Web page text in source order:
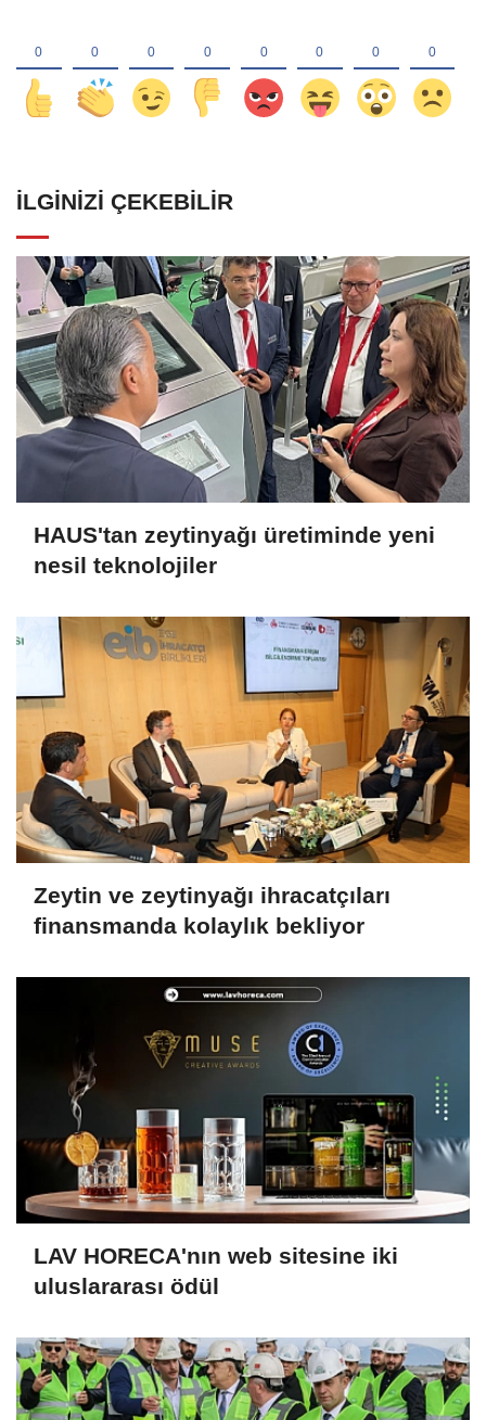
İLGINIZI ÇEKEBILIR
HAUS'tan zeytinyağı üretiminde yeni
nesil teknolojiler
Zeytin ve zeytinyağı ihracatçıları
finansmanda kolaylık bekliyor
LAV HORECA'nın web sitesine iki
uluslararası ödül